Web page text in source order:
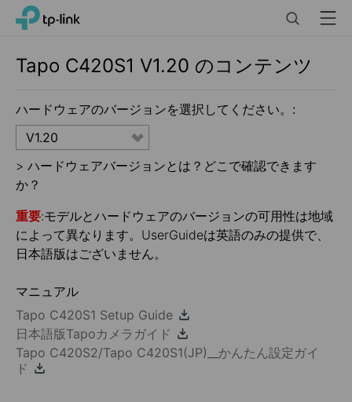
Click
navigation
TP-Link, Reliably Smart Menu
Tapo C420S1 V1.20 のコンテンツ
ハードウェアのバージョンを選択してください。:
V1.20
> ハードウェアバージョンとは？どこで確認できます
か？
重要:モデルとハードウェアのバージョンの可用性は地域
によって異なります。UserGuideは英語のみの提供で、
日本語版はございません。
マニュアル
Tapo C420S1 Setup Guide
日本語版Tapoカメラガイド
Tapo C420S2/Tapo C420S1(JP)__かんたん設定ガイ
ド